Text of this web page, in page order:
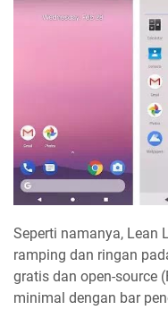
Seperti namanya, Lean
ramping dan ringan
gratis dan open-source
minimal dengan bar